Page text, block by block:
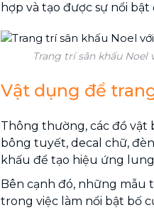
hợp và tạo được sự nổi
Trang trí sân khấu
Vật dụng để
Thông thường, các đồ
bông tuyết, decal chữ,
khấu để tạo hiệu ứng
Bên cạnh đó, những mẫu
trong việc làm nổi bật bố